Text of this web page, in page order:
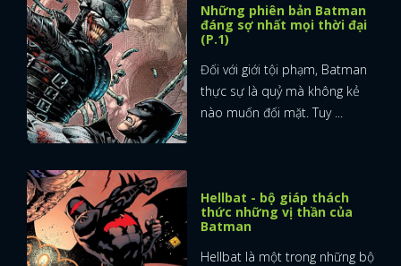
Những phiên bản Batman
đáng sợ nhất mọi thời đại
(P.1)
Đối với giới tội phạm, Batman
thực sự là quỷ mà không kẻ
nào muốn đối mặt. Tuy ...
Hellbat - bộ giáp thách
thức những vị thần của
Batman
Hellbat là một trong những bộ